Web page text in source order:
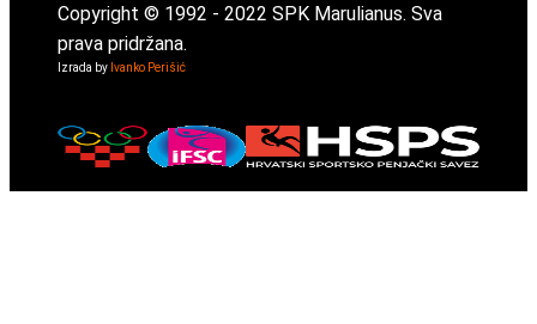
Copyright © 1992 - 2022 SPK Marulianus. Sva
prava pridržana.
Izrada by Ivanko Perišić